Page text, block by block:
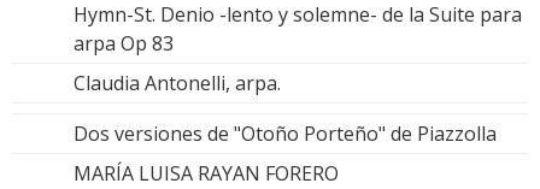
Hymn-St. Denio -lento y solemne- de la Suite para
arpa Op 83
Claudia Antonelli, arpa.
Dos versiones de "Otoño Porteño" de Piazzolla
MARÍA LUISA RAYAN FORERO